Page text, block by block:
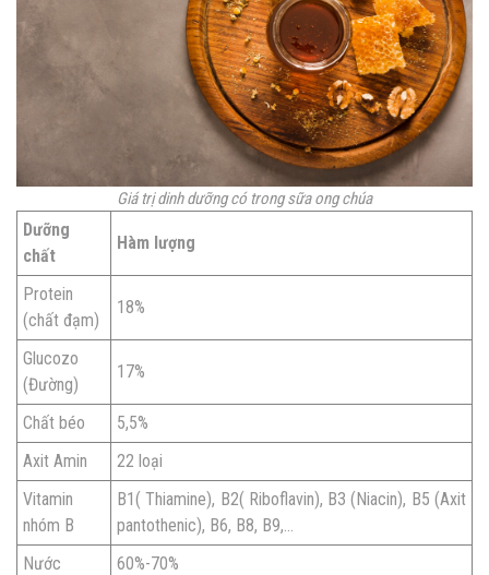
Giá trị dinh dưỡng có trong sữa ong chúa
Dưỡng
chất
Hàm lượng
Protein
(chất đạm)
18%
Glucozo
(Đường)
17%
Chất béo
5,5%
Axit Amin
22 loại
Vitamin
nhóm B
B1(Thiamine), B2( Riboflavin), B3 (Niacin), B5 (Axit
pantothenic), B6, B8, B9,…
Nước
60%-70%